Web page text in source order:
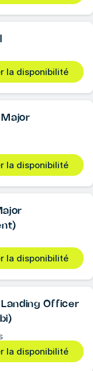
la disponibilité
Major
la disponibilité
la disponibilité
Landing Officer
la disponibilité